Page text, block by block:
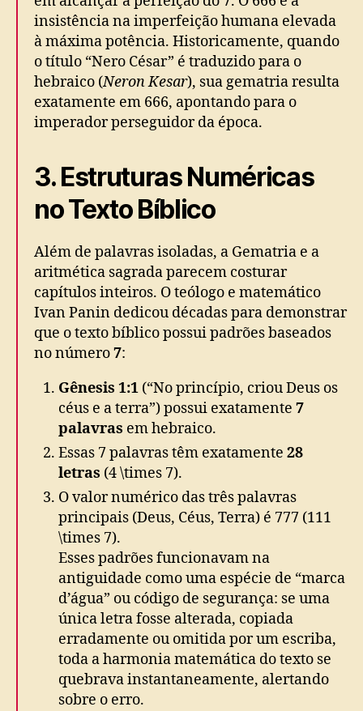
insistência na imperfeição humana elevada
à máxima potência. Historicamente, quando
o título “Nero César” é traduzido para o
hebraico (Neron Kesar), sua gematria resulta
exatamente em 666, apontando para o
imperador perseguidor da época.
3. Estruturas Numéricas
no Texto Bíblico
Além de palavras isoladas, a Gematria e a
aritmética sagrada parecem costurar
capítulos inteiros. O teólogo e matemático
Ivan Panin dedicou décadas para demonstrar
que o texto bíblico possui padrões baseados
no número7:
Gênesis 1:1 (“No princípio, criou Deus os
céus e a terra”) possui exatamente 7
palavras em hebraico.
Essas 7 palavras têm exatamente 28
letras (4 \times 7).
O valor numérico das três palavras
principais (Deus, Céus, Terra) é 777 (111
\times 7).
Esses padrões funcionavam na
antiguidade como uma espécie de “marca
d’água” ou código de segurança: se uma
única letra fosse alterada, copiada
erradamente ou omitida por um escriba,
toda a harmonia matemática do texto se
quebrava instantaneamente, alertando
sobre o erro.